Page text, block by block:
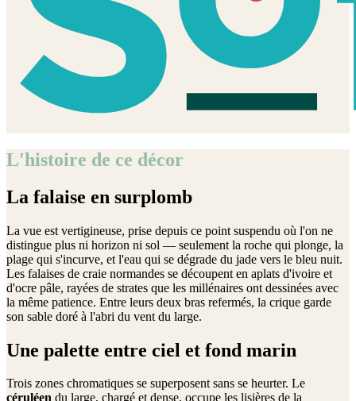
L'histoire de ce décor
La falaise en surplomb
La vue est vertigineuse, prise depuis ce point suspendu où l'on ne
distingue plus ni horizon ni sol — seulement la roche qui plonge, la
plage qui s'incurve, et l'eau qui se dégrade du jade vers le bleu nuit.
Les falaises de craie normandes se découpent en aplats d'ivoire et
d'ocre pâle, rayées de strates que les millénaires ont dessinées avec
la même patience. Entre leurs deux bras refermés, la crique garde
son sable doré à l'abri du vent du large.
Une palette entre ciel et fond marin
Trois zones chromatiques se superposent sans se heurter. Le
céruléen du large, chargé et dense, occupe les lisières de la